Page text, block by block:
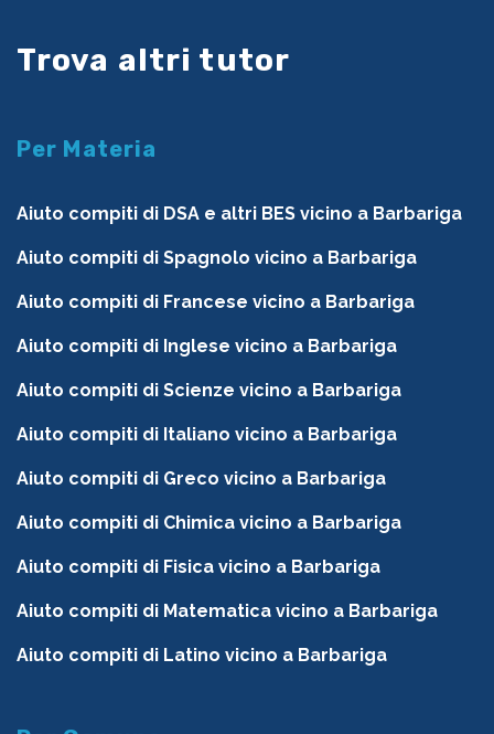
Trova altri tutor
Per Materia
Aiuto compiti di DSA e altri BES vicino a Barbariga
Aiuto compiti di Spagnolo vicino a Barbariga
Aiuto compiti di Francese vicino a Barbariga
Aiuto compiti di Inglese vicino a Barbariga
Aiuto compiti di Scienze vicino a Barbariga
Aiuto compiti di Italiano vicino a Barbariga
Aiuto compiti di Greco vicino a Barbariga
Aiuto compiti di Chimica vicino a Barbariga
Aiuto compiti di Fisica vicino a Barbariga
Aiuto compiti di Matematica vicino a Barbariga
Aiuto compiti di Latino vicino a Barbariga